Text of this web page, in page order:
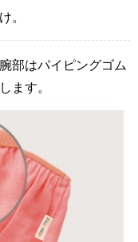
。
部はパイピングゴム
ます。